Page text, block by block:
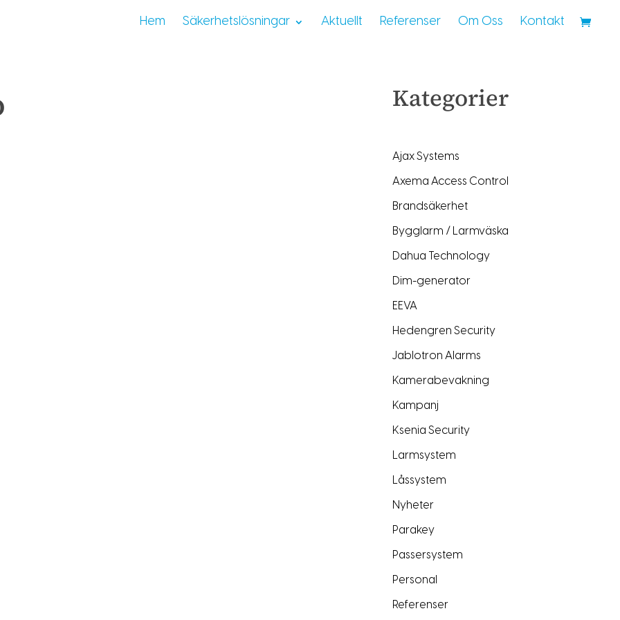
Hem Säkerhetslösningar Aktuellt Referenser Om Oss Kontakt
Kategorier
Ajax Systems
Axema Access Control
Brandsäkerhet
Bygglarm / Larmväska
Dahua Technology
Dim-generator
EEVA
Hedengren Security
Jablotron Alarms
Kamerabevakning
Kampanj
Ksenia Security
Larmsystem
Låssystem
Nyheter
Parakey
Passersystem
Personal
Referenser